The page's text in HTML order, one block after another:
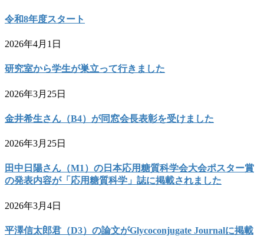
令和8年度スタート
2026年4月1日
研究室から学生が巣立って行きました
2026年3月25日
金井希生さん（B4）が同窓会長表彰を受けました
2026年3月25日
田中日陽さん（M1）の日本応用糖質科学会大会ポスター賞
の発表内容が「応用糖質科学」誌に掲載されました
2026年3月4日
平澤信太郎君（D3）の論文がGlycoconjugate Journalに掲載